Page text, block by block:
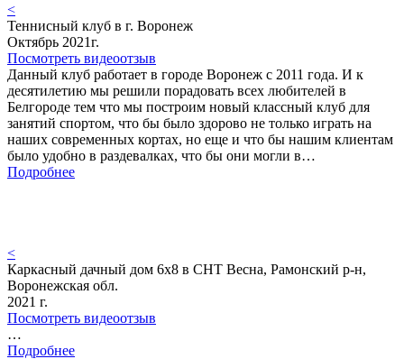
<
Теннисный клуб в г. Воронеж
Октябрь 2021г.
Посмотреть видеоотзыв
Данный клуб работает в городе Воронеж с 2011 года. И к
десятилетию мы решили порадовать всех любителей в
Белгороде тем что мы построим новый классный клуб для
занятий спортом, что бы было здорово не только играть на
наших современных кортах, но еще и что бы нашим клиентам
было удобно в раздевалках, что бы они могли в…
Подробнее
<
Каркасный дачный дом 6х8 в СНТ Весна, Рамонский р-н,
Воронежская обл.
2021 г.
Посмотреть видеоотзыв
…
Подробнее